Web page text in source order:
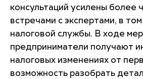
консультаций усилены более
встречами с экспертами, в
налоговой службы. В ходе
предприниматели получают
налоговых изменениях от
возможность разобрать